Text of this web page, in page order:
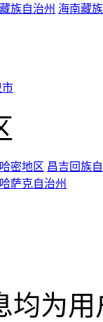
族自治州 海南藏
市
哈密地区 昌吉回族
萨克自治州
均为